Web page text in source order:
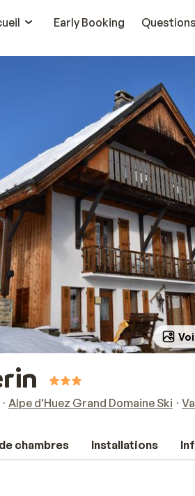
Early Booking
Alpe d'Huez Grand Domaine Ski
chambres Installations